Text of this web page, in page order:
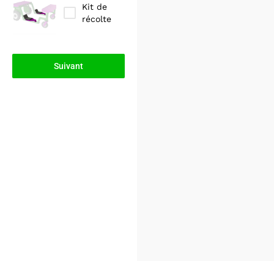
Kit de
récolte
Suivant